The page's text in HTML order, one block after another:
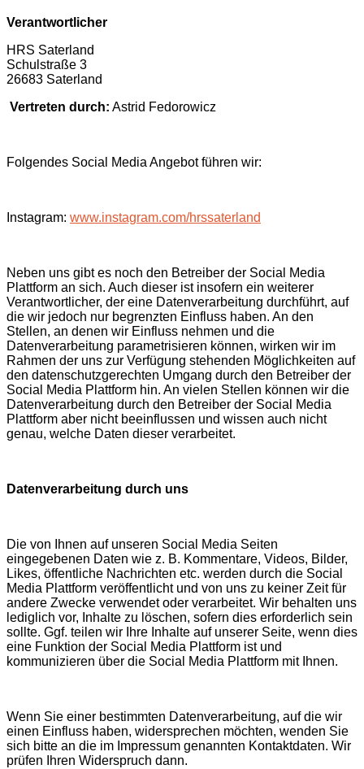
Verantwortlicher
HRS Saterland
Schulstraße 3
26683 Saterland
Vertreten durch: Astrid Fedorowicz
Folgendes Social Media Angebot führen wir:
Instagram: www.instagram.com/hrssaterland
Neben uns gibt es noch den Betreiber der Social Media
Plattform an sich. Auch dieser ist insofern ein weiterer
Verantwortlicher, der eine Datenverarbeitung durchführt, auf
die wir jedoch nur begrenzten Einfluss haben. An den
Stellen, an denen wir Einfluss nehmen und die
Datenverarbeitung parametrisieren können, wirken wir im
Rahmen der uns zur Verfügung stehenden Möglichkeiten auf
den datenschutzgerechten Umgang durch den Betreiber der
Social Media Plattform hin. An vielen Stellen können wir die
Datenverarbeitung durch den Betreiber der Social Media
Plattform aber nicht beeinflussen und wissen auch nicht
genau, welche Daten dieser verarbeitet.
Datenverarbeitung durch uns
Die von Ihnen auf unseren Social Media Seiten
eingegebenen Daten wie z. B. Kommentare, Videos, Bilder,
Likes, öffentliche Nachrichten etc. werden durch die Social
Media Plattform veröffentlicht und von uns zu keiner Zeit für
andere Zwecke verwendet oder verarbeitet. Wir behalten uns
lediglich vor, Inhalte zu löschen, sofern dies erforderlich sein
sollte. Ggf. teilen wir Ihre Inhalte auf unserer Seite, wenn dies
eine Funktion der Social Media Plattform ist und
kommunizieren über die Social Media Plattform mit Ihnen.
Wenn Sie einer bestimmten Datenverarbeitung, auf die wir
einen Einfluss haben, widersprechen möchten, wenden Sie
sich bitte an die im Impressum genannten Kontaktdaten. Wir
prüfen Ihren Widerspruch dann.